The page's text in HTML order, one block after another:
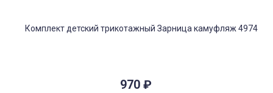
970 ₽